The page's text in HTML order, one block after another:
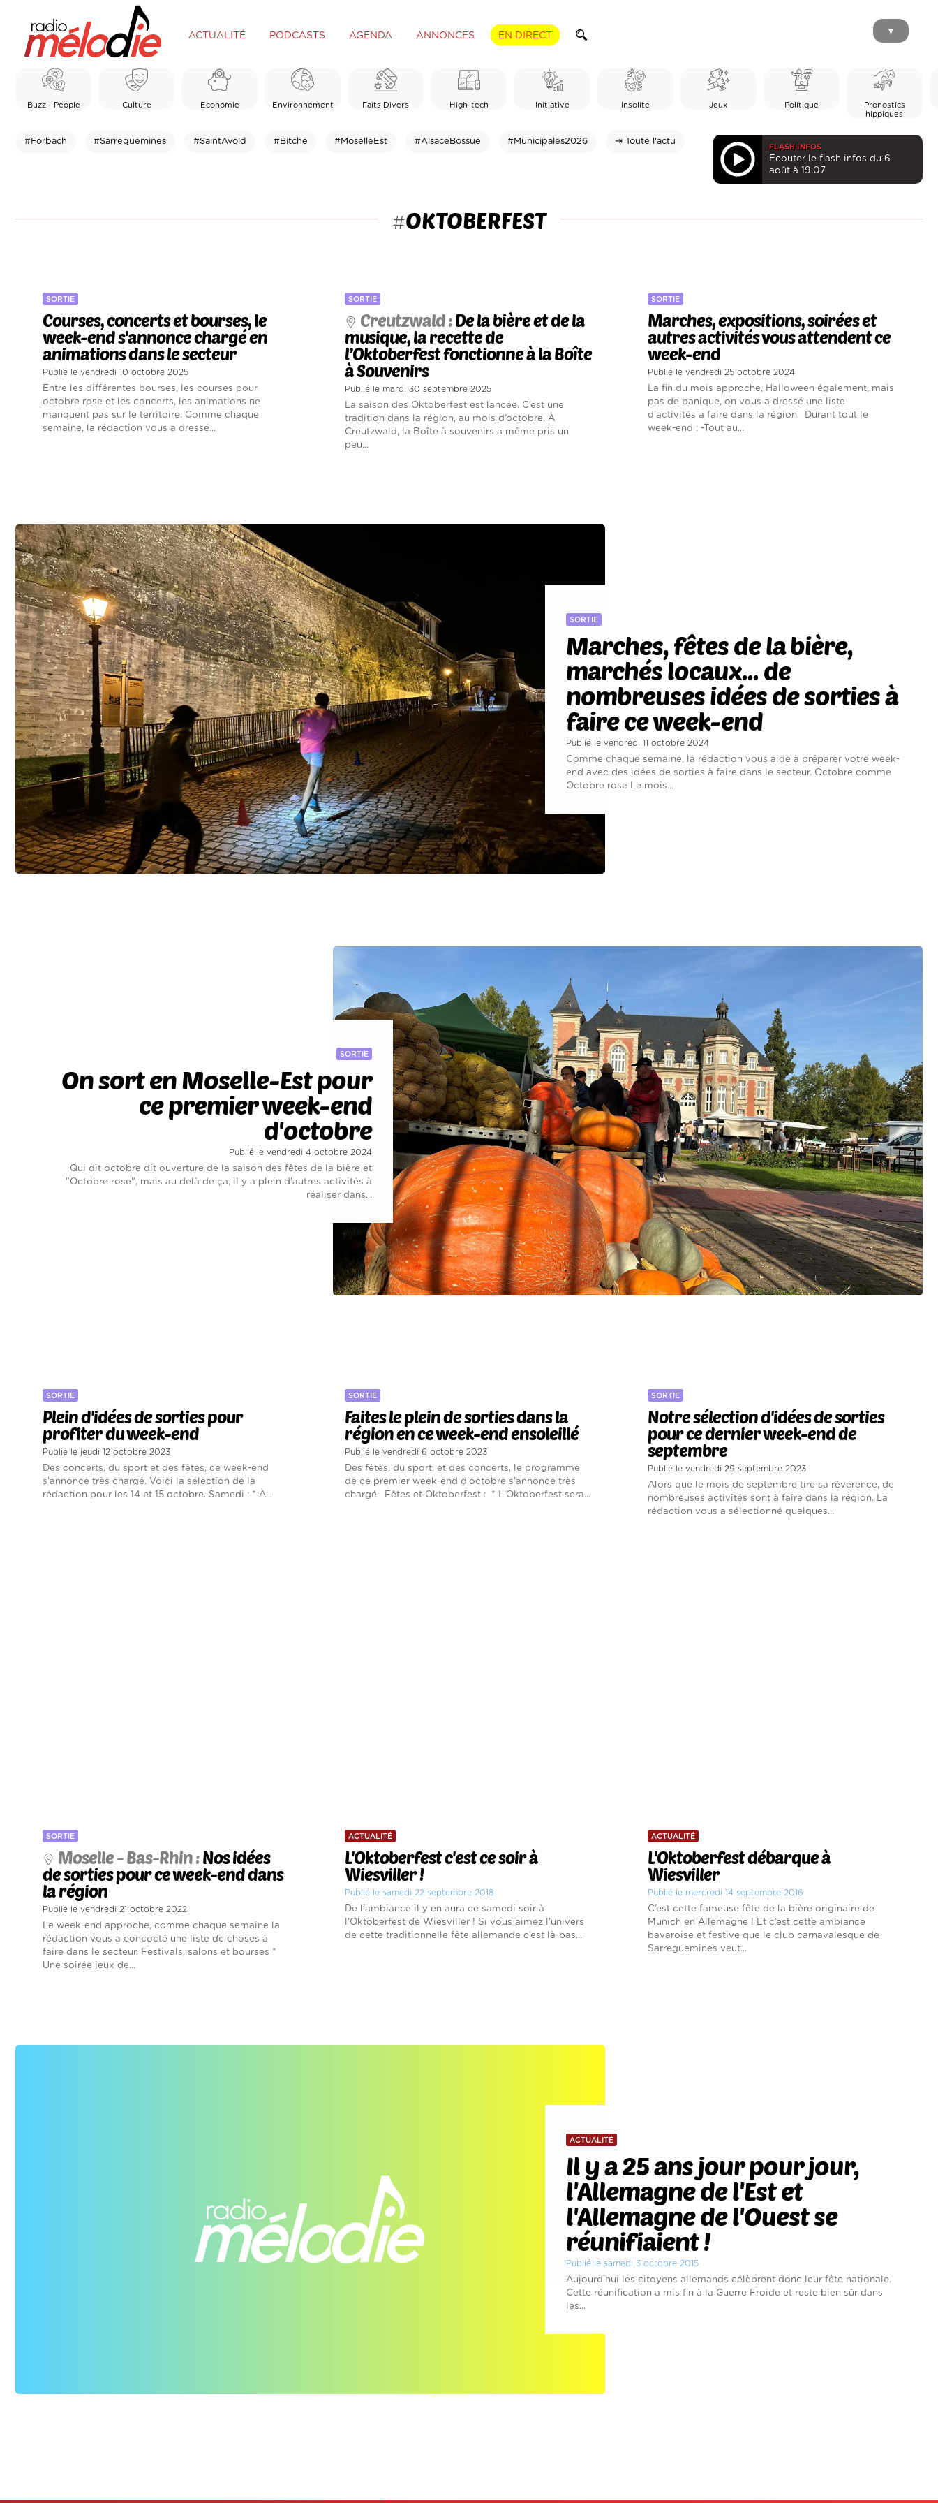
ACTUALITÉ PODCASTS AGENDA ANNONCES EN DIRECT ▼
Buzz - People Culture Economie Environnement Faits Divers High-tech Initiative Insolite Jeux Politique
Pronostics
hippiques
#Forbach #Sarreguemines #SaintAvold #Bitche #MoselleEst #AlsaceBossue #Municipales2026 ⇥ Toute l'actu
FLASH INFOS
Ecouter le flash infos du 6
août à 19:07
#OKTOBERFEST
SORTIE
Courses, concerts et bourses, le
week-end s'annonce chargé en
animations dans le secteur
Publié le vendredi 10 octobre 2025
Entre les différentes bourses, les courses pour
octobre rose et les concerts, les animations ne
manquent pas sur le territoire. Comme chaque
semaine, la rédaction vous a dressé...
SORTIE
Creutzwald :De la bière et de la
musique, la recette de
l’Oktoberfest fonctionne à la Boîte
à Souvenirs
Publié le mardi 30 septembre 2025
La saison des Oktoberfest est lancée. C’est une
tradition dans la région, au mois d’octobre. À
Creutzwald, la Boîte à souvenirs a même pris un
peu...
SORTIE
Marches, expositions, soirées et
autres activités vous attendent ce
week-end
Publié le vendredi 25 octobre 2024
La fin du mois approche, Halloween également, mais
pas de panique, on vous a dressé une liste
d'activités a faire dans la région. Durant tout le
week-end : -Tout au...
SORTIE
Marches, fêtes de la bière,
marchés locaux... de
nombreuses idées de sorties à
faire ce week-end
Publié le vendredi 11 octobre 2024
Comme chaque semaine, la rédaction vous aide à préparer votre week-
end avec des idées de sorties à faire dans le secteur. Octobre comme
Octobre rose Le mois...
SORTIE
On sort en Moselle-Est pour
ce premier week-end
d'octobre
Publié le vendredi 4 octobre 2024
Qui dit octobre dit ouverture de la saison des fêtes de la bière et
"Octobre rose", mais au delà de ça, il y a plein d'autres activités à
réaliser dans...
SORTIE
Plein d'idées de sorties pour
profiter du week-end
Publié le jeudi 12 octobre 2023
Des concerts, du sport et des fêtes, ce week-end
s'annonce très chargé. Voici la sélection de la
rédaction pour les 14 et 15 octobre. Samedi : * À...
SORTIE
Faites le plein de sorties dans la
région en ce week-end ensoleillé
Publié le vendredi 6 octobre 2023
Des fêtes, du sport, et des concerts, le programme
de ce premier week-end d'octobre s'annonce très
chargé. Fêtes et Oktoberfest : * L'Oktoberfest sera...
SORTIE
Notre sélection d'idées de sorties
pour ce dernier week-end de
septembre
Publié le vendredi 29 septembre 2023
Alors que le mois de septembre tire sa révérence, de
nombreuses activités sont à faire dans la région. La
rédaction vous a sélectionné quelques...
SORTIE
Moselle - Bas-Rhin :Nos idées
de sorties pour ce week-end dans
la région
Publié le vendredi 21 octobre 2022
Le week-end approche, comme chaque semaine la
rédaction vous a concocté une liste de choses à
faire dans le secteur. Festivals, salons et bourses *
Une soirée jeux de...
ACTUALITÉ
L'Oktoberfest c'est ce soir à
Wiesviller !
Publié le samedi 22 septembre 2018
De l’ambiance il y en aura ce samedi soir à
l’Oktoberfest de Wiesviller ! Si vous aimez l’univers
de cette traditionnelle fête allemande c’est là-bas...
ACTUALITÉ
L'Oktoberfest débarque à
Wiesviller
Publié le mercredi 14 septembre 2016
C’est cette fameuse fête de la bière originaire de
Munich en Allemagne ! Et c’est cette ambiance
bavaroise et festive que le club carnavalesque de
Sarreguemines veut...
ACTUALITÉ
Il y a 25 ans jour pour jour,
l'Allemagne de l'Est et
l'Allemagne de l'Ouest se
réunifiaient !
Publié le samedi 3 octobre 2015
Aujourd’hui les citoyens allemands célèbrent donc leur fête nationale.
Cette réunification a mis fin à la Guerre Froide et reste bien sûr dans
les...